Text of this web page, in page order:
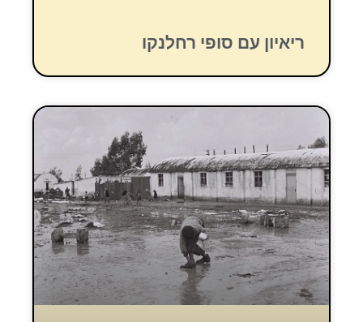
ריאיון עם סופי רחלנקו